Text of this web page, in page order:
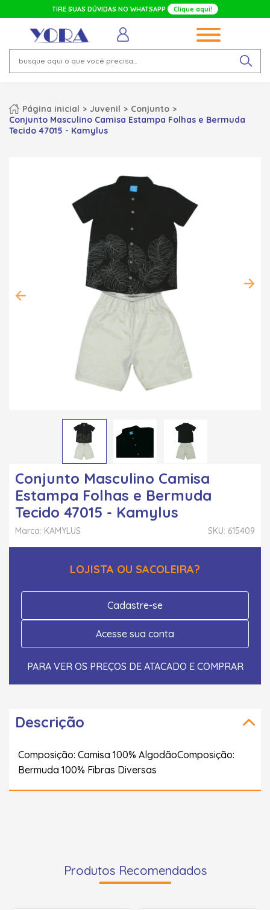
TIRE SUAS DÚVIDAS NO WHATSAPP Clique aqui!
Página inicial Juvenil
Conjunto
Conjunto Masculino Camisa Estampa Folhas e Bermuda
Tecido 47015 - Kamylus
Conjunto Masculino Camisa
Estampa Folhas e Bermuda
Tecido 47015 - Kamylus
SKU: 615409
Marca: KAMYLUS
LOJISTA OU SACOLEIRA?
Cadastre-se
Acesse sua conta
PARA VER OS PREÇOS DE ATACADO E COMPRAR
Descrição
Composição: Camisa 100% AlgodãoComposição:
Bermuda 100% Fibras Diversas
Produtos Recomendados